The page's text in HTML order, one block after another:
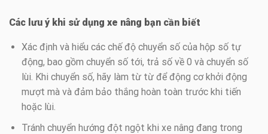
Các lưu ý khi sử dụng xe nâng bạn cần biết
Xác định và hiểu các chế độ chuyển số của hộp số tự
động, bao gồm chuyển số tới, trả số về 0 và chuyển số
lùi. Khi chuyển số, hãy làm từ từ để động cơ khởi động
mượt mà và đảm bảo thắng hoàn toàn trước khi tiến
hoặc lùi.
Tránh chuyển hướng đột ngột khi xe nâng đang trong